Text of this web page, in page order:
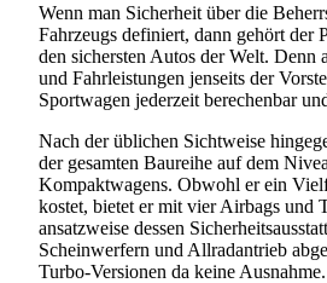
Wenn man Sicherheit über die
Fahrzeugs definiert, dann gehört der
den sichersten Autos der Welt. Denn
und Fahrleistungen jenseits der
Sportwagen jederzeit berechenbar
Nach der üblichen Sichtweise
der gesamten Baureihe auf dem
Kompaktwagens. Obwohl er ein
kostet, bietet er mit vier Airbags und
ansatzweise dessen
Scheinwerfern und Allradantrieb
Turbo-Versionen da keine Ausnahme.